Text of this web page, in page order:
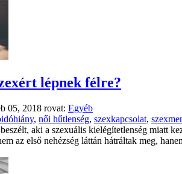
lépnek félre?
05, 2018 rovat: Egyéb
, női hűtlenség, szexkapcsolat,
aki a szexuális kielégítetlenség miatt
az első nehézség láttán hátráltak meg,